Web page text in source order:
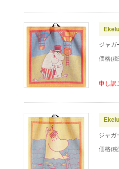
ジャガ
価格(税
申し訳
ジャガ
価格(税